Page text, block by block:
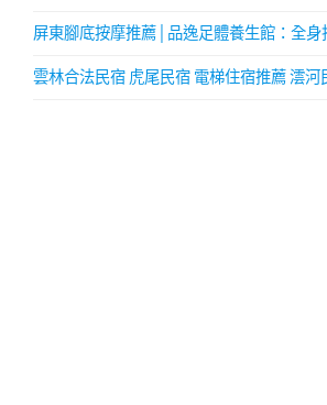
屏東腳底按摩推薦│品逸足體養生館：全身
雲林合法民宿 虎尾民宿 電梯住宿推薦 澐河